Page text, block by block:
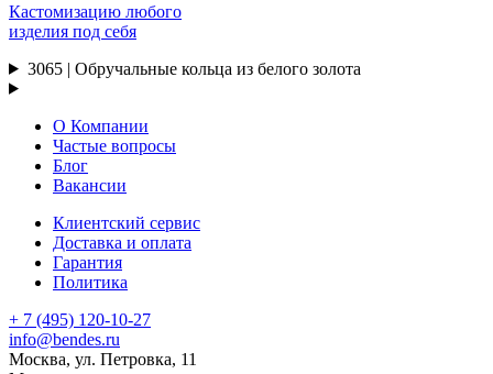
Кастомизацию любого
изделия под себя
3065 | Обручальные кольца из белого золота
О Компании
Частые вопросы
Блог
Вакансии
Клиентский сервис
Доставка и оплата
Гарантия
Политика
+ 7 (495) 120-10-27
info@bendes.ru
Москва, ул. Петровка, 11